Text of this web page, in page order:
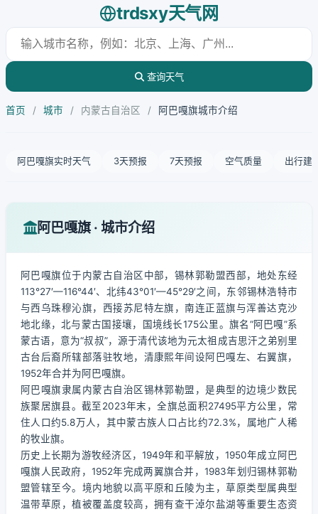
trdsxy天气网
查询天气
首页 / 城市 / 内蒙古自治区 / 阿巴嘎旗城市介绍
阿巴嘎旗实时天气 3天预报 7天预报 空气质量 出行建
阿巴嘎旗 · 城市介绍
阿巴嘎旗位于内蒙古自治区中部，锡林郭勒盟西部，地处东经
113°27′—116°44′、北纬43°01′—45°29′之间，东邻锡林浩特市
与西乌珠穆沁旗，西接苏尼特左旗，南连正蓝旗与浑善达克沙
地北缘，北与蒙古国接壤，国境线长175公里。旗名“阿巴嘎”系
蒙古语，意为“叔叔”，源于清代该地为元太祖成吉思汗之弟别里
古台后裔所辖部落驻牧地，清康熙年间设阿巴嘎左、右翼旗，
1952年合并为阿巴嘎旗。
阿巴嘎旗隶属内蒙古自治区锡林郭勒盟，是典型的边境少数民
族聚居旗县。截至2023年末，全旗总面积27495平方公里，常
住人口约5.8万人，其中蒙古族人口占比约72.3%，属地广人稀
的牧业旗。
历史上长期为游牧经济区，1949年和平解放，1950年成立阿巴
嘎旗人民政府，1952年完成两翼旗合并，1983年划归锡林郭勒
盟管辖至今。境内地貌以高平原和丘陵为主，草原类型属典型
温带草原，植被覆盖度较高，拥有查干淖尔盐湖等重要生态资